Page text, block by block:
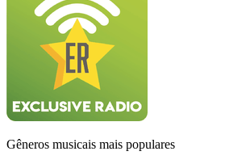
Gêneros musicais mais populares